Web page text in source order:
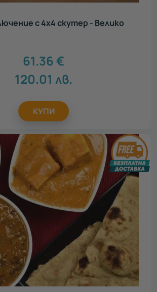
с 4x4 скутер - Велико
61.36€
120.01 лв.
КУПИ